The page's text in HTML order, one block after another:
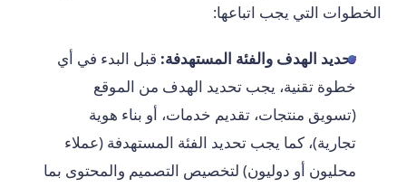
الخطوات التي يجب اتباعها:
تحديد الهدف والفئة المستهدفة: قبل البدء في أي
خطوة تقنية، يجب تحديد الهدف من الموقع
(تسويق منتجات، تقديم خدمات، أو بناء هوية
تجارية)، كما يجب تحديد الفئة المستهدفة (عملاء
محليون أو دوليون) لتخصيص التصميم والمحتوى بما